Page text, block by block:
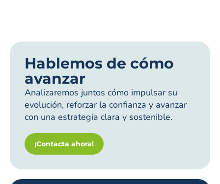
Hablemos de cómo
avanzar
Analizaremos juntos cómo impulsar su
evolución, reforzar la confianza y avanzar
con una estrategia clara y sostenible.
¡Contacta ahora!